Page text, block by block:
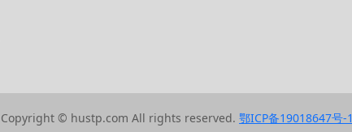
Copyright © hustp.com All rights reserved. 鄂ICP备19018647号-1